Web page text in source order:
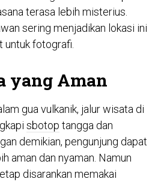
terasa lebih misterius.
sering menjadikan lokasi ini
untuk fotografi.
yang Aman
gua vulkanik, jalur wisata di
sbotop tangga dan
demikian, pengunjung dapat
aman dan nyaman. Namun
disarankan memakai